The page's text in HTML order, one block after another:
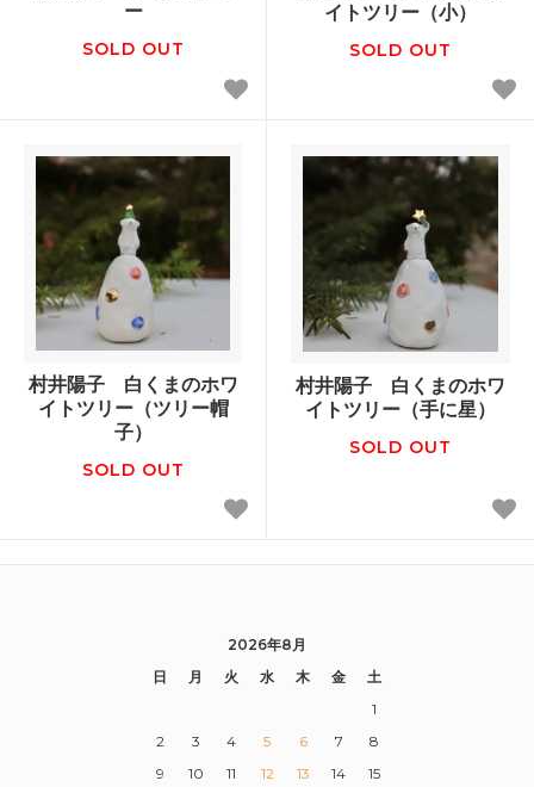
ー
SOLD OUT
イトツリー（小）
SOLD OUT
村井陽子 白くまのホワ
イトツリー（ツリー帽
子）
SOLD OUT
村井陽子 白くまのホワ
イトツリー（手に星）
SOLD OUT
2026年8月
日
月 火 水 木 金
土
1
2
3 4 5 6 7
8
9
10 11 12 13 14
15